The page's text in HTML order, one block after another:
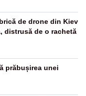
de drone din Kiev
distrusă de o rachetă
prăbușirea unei